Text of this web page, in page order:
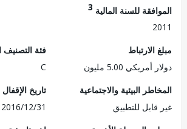
للسنة المالية3
5.00 مليون
فئة التصنيف البيئي
البيئية والاجتماعية
للتطبيق
تاريخ الإقفال
2016/12/31